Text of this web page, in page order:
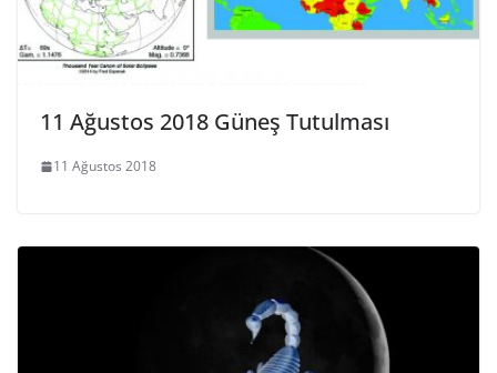
11 Ağustos 2018 Güneş Tutulması
11 Ağustos 2018